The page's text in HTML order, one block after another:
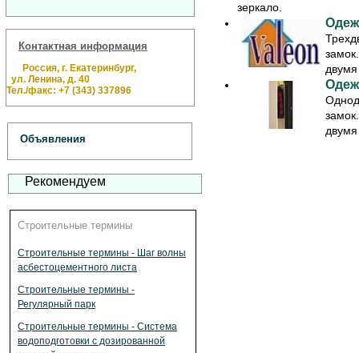
Контактная информация
Россия, г. Екатеринбург,
ул. Ленина, д. 40
Тел./факс: +7 (343) 337896
Объявления
Рекомендуем
Строительные термины
Строительные термины - Шаг волны
асбестоцементного листа
Строительные термины -
Регулярный парк
Строительные термины - Система
водоподготовки с дозированной
зеркало.